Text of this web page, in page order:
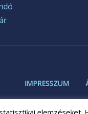
IMPRESSZUM